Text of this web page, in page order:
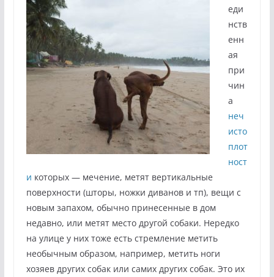
еди
нств
енн
ая
при
чин
а
неч
исто
плот
ност
и которых — мечение, метят вертикальные
поверхности (шторы, ножки диванов и тп), вещи с
новым запахом, обычно принесенные в дом
недавно, или метят место другой собаки. Нередко
на улице у них тоже есть стремление метить
необычным образом, например, метить ноги
хозяев других собак или самих других собак. Это их